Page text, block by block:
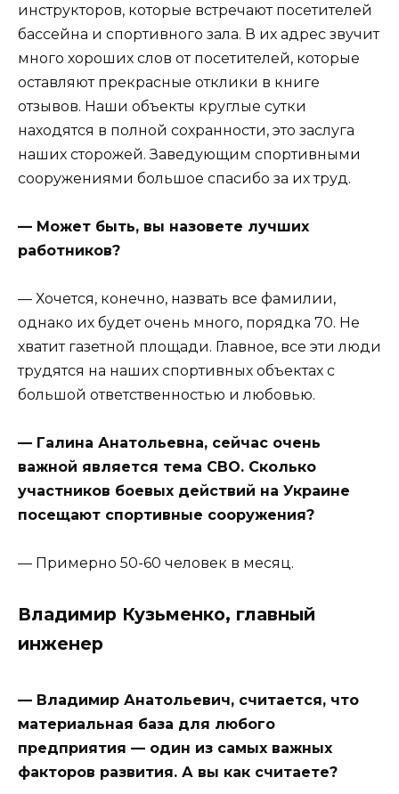
инструкторов, которые встречают посетителей
бассейна и спортивного зала. В их адрес звучит
много хороших слов от посетителей, которые
оставляют прекрасные отклики в книге
отзывов. Наши объекты круглые сутки
находятся в полной сохранности, это заслуга
наших сторожей. Заведующим спортивными
сооружениями большое спасибо за их труд.
— Может быть, вы назовете лучших
работников?
— Хочется, конечно, назвать все фамилии,
однако их будет очень много, порядка 70. Не
хватит газетной площади. Главное, все эти люди
трудятся на наших спортивных объектах с
большой ответственностью и любовью.
— Галина Анатольевна, сейчас очень
важной является тема СВО. Сколько
участников боевых действий на Украине
посещают спортивные сооружения?
— Примерно 50-60 человек в месяц.
Владимир Кузьменко, главный
инженер
— Владимир Анатольевич, считается, что
материальная база для любого
предприятия — один из самых важных
факторов развития. А вы как считаете?